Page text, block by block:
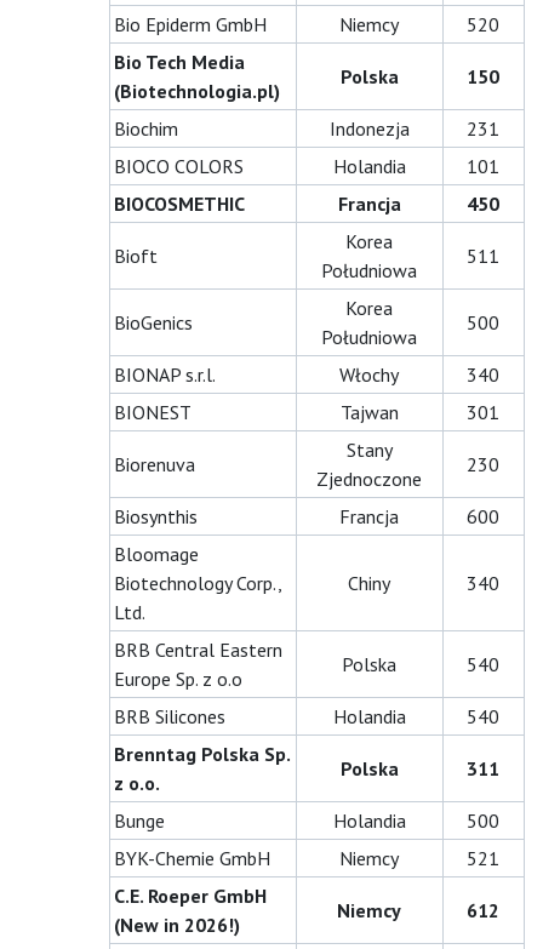
Bio Epiderm GmbH Niemcy
520
Bio Tech Media
(Biotechnologia.pl)
Polska 150
Biochim Indonezja
231
BIOCO COLORS
Holandia
101
BIOCOSMETHIC
Francja 450
Bioft
Korea
Południowa
511
BioGenics
Korea
Południowa
500
BIONAP s.r.l. Włochy
340
BIONEST
Tajwan 301
Biorenuva
Stany
Zjednoczone
230
Biosynthis Francja
600
Bloomage
Biotechnology Corp.,
Ltd.
Chiny 340
BRB Central Eastern
Europe Sp. z o.o
Polska 540
BRB Silicones Holandia
540
Brenntag Polska Sp.
z o.o.
Polska 311
Bunge Holandia
500
BYK-Chemie GmbH
Niemcy
521
C.E. Roeper GmbH
(New in 2026!)
Niemcy 612